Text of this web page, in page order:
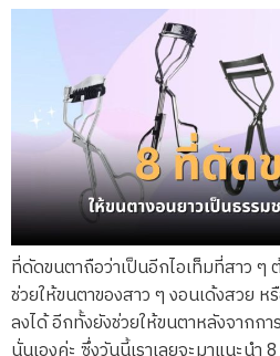
ที่ดัดขนตาถือว่าเป็นอีกไอเท็มที่สาว ๆ
ช่วยให้ขนตาของสาว ๆ งอนเด้งสวย
ลงได้ อีกทั้งยังช่วยให้ขนตาหลังจากก